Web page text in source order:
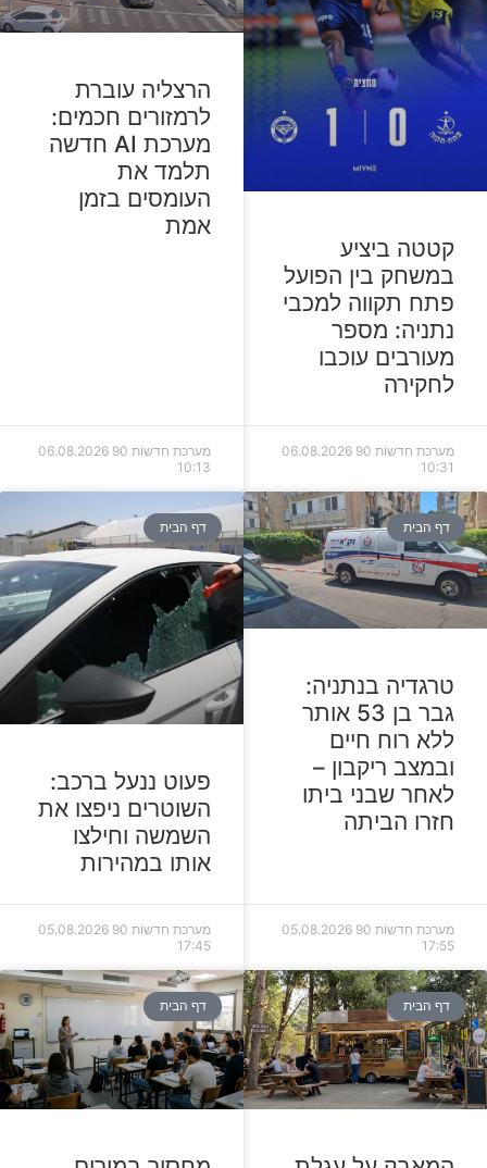
קטטה ביציע
במשחק בין הפועל
פתח תקווה למכבי
נתניה: מספר
מעורבים עוכבו
לחקירה
מערכת חדשות 90
06.08.2026
10:31
הרצליה עוברת
לרמזורים חכמים:
מערכת AI חדשה
תלמד את
העומסים בזמן
אמת
מערכת חדשות 90
06.08.2026
10:13
דף הבית
טרגדיה בנתניה:
גבר בן 53 אותר
ללא רוח חיים
ובמצב ריקבון –
לאחר שבני ביתו
חזרו הביתה
מערכת חדשות 90
05.08.2026
17:55
דף הבית
פעוט ננעל ברכב:
השוטרים ניפצו את
השמשה וחילצו
אותו במהירות
מערכת חדשות 90
05.08.2026
17:45
דף הבית דף הבית